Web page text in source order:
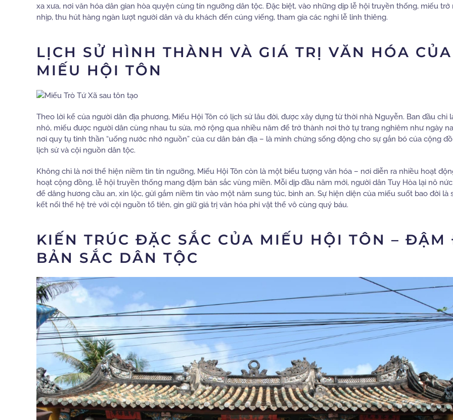
xa xưa, nơi văn hóa dân gian hòa quyện cùng tín ngưỡng dân tộc. Đặc biệt, vào những dịp lễ hội truyền thống, miếu trở
nhịp, thu hút hàng ngàn lượt người dân và du khách đến cúng viếng, tham gia các nghi lễ linh thiêng.
LỊCH SỬ HÌNH THÀNH VÀ GIÁ TRỊ VĂN HÓA CỦA
MIẾU HỘI TÔN
Theo lời kể của người dân địa phương, Miếu Hội Tôn có lịch sử lâu đời, được xây dựng từ thời nhà Nguyễn. Ban đầu chỉ
nhỏ, miếu được người dân cùng nhau tu sửa, mở rộng qua nhiều năm để trở thành nơi thờ tự trang nghiêm như ngày
nơi quy tụ tinh thần “uống nước nhớ nguồn” của cư dân bản địa – là minh chứng sống động cho sự gắn bó của cộng
lịch sử và cội nguồn dân tộc.
Không chỉ là nơi thể hiện niềm tin tín ngưỡng, Miếu Hội Tôn còn là một biểu tượng văn hóa – nơi diễn ra nhiều hoạt
hoạt cộng đồng, lễ hội truyền thống mang đậm bản sắc vùng miền. Mỗi dịp đầu năm mới, người dân Tuy Hòa lại nô
để dâng hương cầu an, xin lộc, gửi gắm niềm tin vào một năm sung túc, bình an. Sự hiện diện của miếu suốt bao đời là
kết nối thế hệ trẻ với cội nguồn tổ tiên, gìn giữ giá trị văn hóa phi vật thể vô cùng quý báu.
KIẾN TRÚC ĐẶC SẮC CỦA MIẾU HỘI TÔN –
BẢN SẮC DÂN TỘC